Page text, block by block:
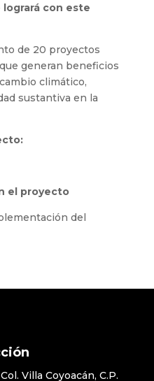
logrará con este
de 20 proyectos
generan beneficios
climático,
sustantiva en la
el proyecto
del
Villa Coyoacán, C.P.